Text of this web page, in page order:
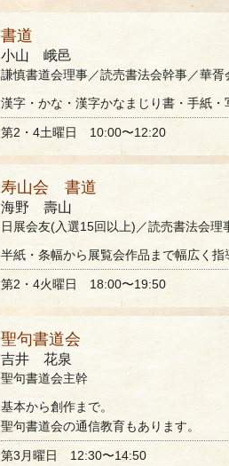
書道
小山 峨邑
謙慎書道会理事／読売書法会幹事／華胥
漢字・かな・漢字かなまじり書・手紙・
第2・4土曜日 10:00〜12:20
寿山会 書道
海野 壽山
日展会友(入選15回以上)／読売書法会
半紙・条幅から展覧会作品まで幅広く指
第2・4火曜日 18:00〜19:50
聖句書道会
吉井 花泉
聖句書道会主幹
基本から創作まで。
聖句書道会の通信教育もあります。
第3月曜日 12:30〜14:50